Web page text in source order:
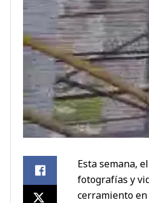
Esta semana,
fotografías y
cerramiento en